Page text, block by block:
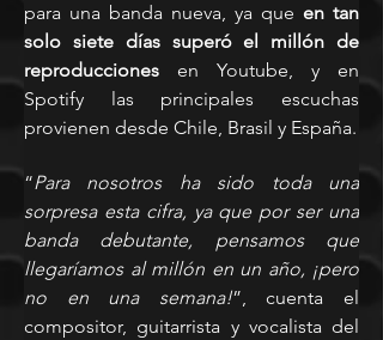
para una banda nueva, ya que en tan
solo siete días superó el millón de
reproducciones en Youtube, y en
Spotify las principales escuchas
provienen desde Chile, Brasil y España.
“Para nosotros ha sido toda una
sorpresa esta cifra, ya que por ser una
banda debutante, pensamos que
llegaríamos al millón en un año, ¡pero
no en una semana!”, cuenta el
compositor, guitarrista y vocalista del